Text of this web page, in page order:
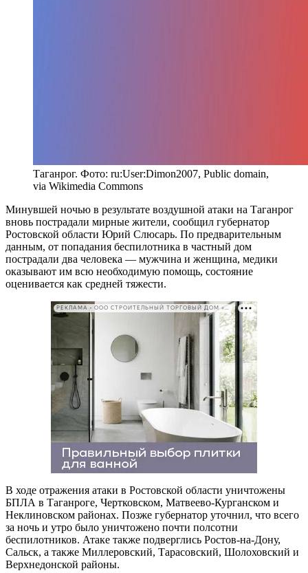
Таганрог. Фото: ru:User:Dimon2007, Public domain,
via Wikimedia Commons
Минувшей ночью в результате воздушной атаки на Таганрог
вновь пострадали мирные жители, сообщил губернатор
Ростовской области Юрий Слюсарь. По предварительным
данным, от попадания беспилотника в частный дом
пострадали два человека — мужчина и женщина, медики
оказывают им всю необходимую помощь, состояние
оценивается как средней тяжести.
РЕКЛАМА • ООО СТРОИТЕЛЬНЫЙ ТОРГОВЫЙ ДОМ «ПЕТРОВИЧ». ИНН: 7802348846
В ходе отражения атаки в Ростовской области уничтожены
БПЛА в Таганроге, Чертковском, Матвеево-Курганском и
Неклиновском районах. Позже губернатор уточнил, что всего
за ночь и утро было уничтожено почти полсотни
беспилотников. Атаке также подверглись Ростов-на-Дону,
Сальск, а также Миллеровский, Тарасовский, Шолоховский и
Верхнедонской районы.